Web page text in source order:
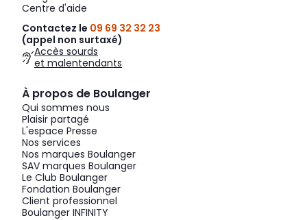
Centre d'aide
Contactez le 09 69 32 32 23
(appel non surtaxé)
Accès sourds
et malentendants
À propos de Boulanger
Qui sommes nous
Plaisir partagé
L'espace Presse
Nos services
Nos marques Boulanger
SAV marques Boulanger
Le Club Boulanger
Fondation Boulanger
Client professionnel
Boulanger INFINITY